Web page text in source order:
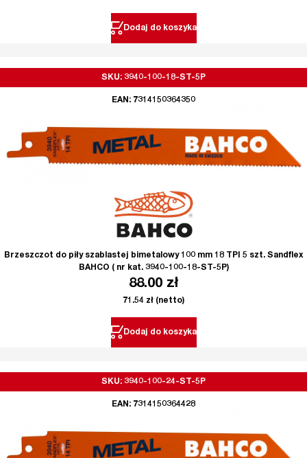
Dodaj do koszyka
SKU: 3940-100-18-ST-5P
EAN: 7314150364350
Brzeszczot do piły szablastej bimetalowy 100 mm 18 TPI 5 szt. Sandflex
BAHCO ( nr kat. 3940-100-18-ST-5P)
88.00 zł
71.54 zł (netto)
Dodaj do koszyka
SKU: 3940-100-24-ST-5P
EAN: 7314150364428